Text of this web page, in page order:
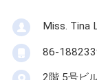
Miss. Tina
86-
2階 5号ビ